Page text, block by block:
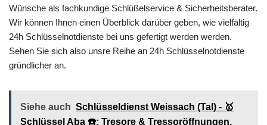
Wünsche als fachkundige Schlüßelservice & Sicherheitsberater.
Wir können Ihnen einen Überblick darüber geben, wie vielfältig
24h Schlüsselnotdienste bei uns gefertigt werden werden.
Sehen Sie sich also unsre Reihe an 24h Schlüsselnotdienste
gründlicher an.
Siehe auch Schlüsseldienst Weissach (Tal) - 🥇
Schlüssel Aba ☎️: Tresore & Tressoröffnungen,